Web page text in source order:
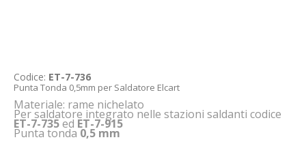
Codice: ET-7-736
Punta Tonda 0,5mm per Saldatore Elcart
Materiale: rame nichelato
Per saldatore integrato nelle stazioni saldanti codice
ET-7-735ed ET-7-915
Punta tonda 0,5 mm